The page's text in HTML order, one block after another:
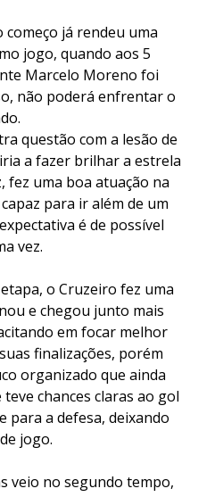
já rendeu uma
jogo, quando aos 5
Marcelo Moreno foi
não poderá enfrentar o
questão com a lesão de
a fazer brilhar a estrela
fez uma boa atuação na
para ir além de um
é de possível
vez.
o Cruzeiro fez uma
e chegou junto mais
em focar melhor
finalizações, porém
organizado que ainda
chances claras ao gol
para a defesa, deixando
jogo.
veio no segundo tempo,